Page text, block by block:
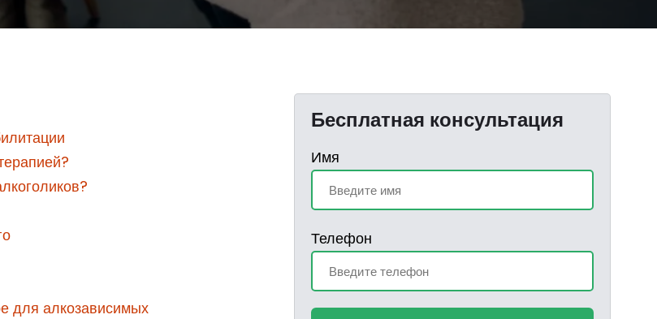
для алкозависимых
Бесплатная консультация
Имя
Телефон